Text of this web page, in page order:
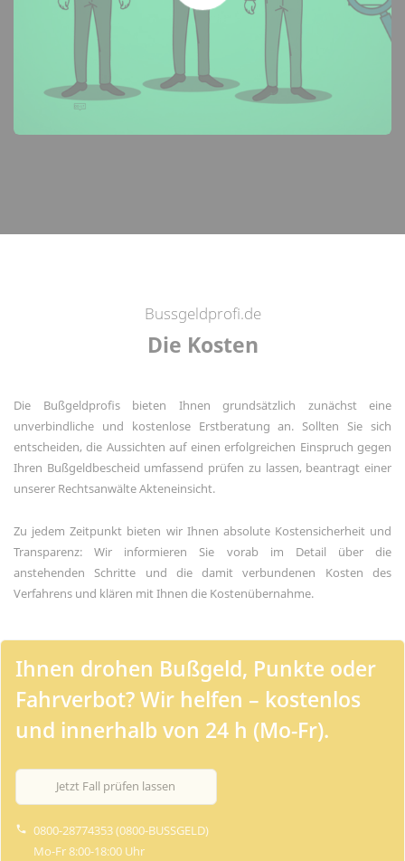
(Öffnet neues Fenster mit dem Link "https://www.youtube-
nocookie.com/embed/LxpbFB1ctG8?autoplay=1", dadurch wird
Ihre IP-Adresse an die Quelle übermittelt und falls Sie dort bereits
eingeloggt sind, der Besuch unserer Seite mit Ihrem Profil
verknüpft.)
Bussgeldprofi.de
Die Kosten
Die Bußgeldprofis bieten Ihnen grundsätzlich zunächst eine
unverbindliche und kostenlose Erstberatung an. Sollten Sie sich
entscheiden, die Aussichten auf einen erfolgreichen Einspruch gegen
Ihren Bußgeldbescheid umfassend prüfen zu lassen, beantragt einer
unserer Rechtsanwälte Akteneinsicht.
Zu jedem Zeitpunkt bieten wir Ihnen absolute Kostensicherheit und
Transparenz: Wir informieren Sie vorab im Detail über die
anstehenden Schritte und die damit verbundenen Kosten des
Verfahrens und klären mit Ihnen die Kostenübernahme.
Ihnen drohen Bußgeld, Punkte oder
Fahrverbot? Wir helfen – kostenlos
und innerhalb von 24 h (Mo-Fr).
Jetzt Fall prüfen lassen
phone 0800-28774353(0800-BUSSGELD)
Mo-Fr 8:00-18:00 Uhr